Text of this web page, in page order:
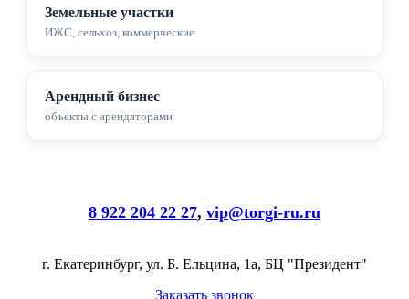
Земельные участки
ИЖС, сельхоз, коммерческие
Арендный бизнес
объекты с арендаторами
8 922 204 22 27, vip@torgi-ru.ru
г. Екатеринбург, ул. Б. Ельцина, 1а, БЦ "Президент"
Заказать звонок